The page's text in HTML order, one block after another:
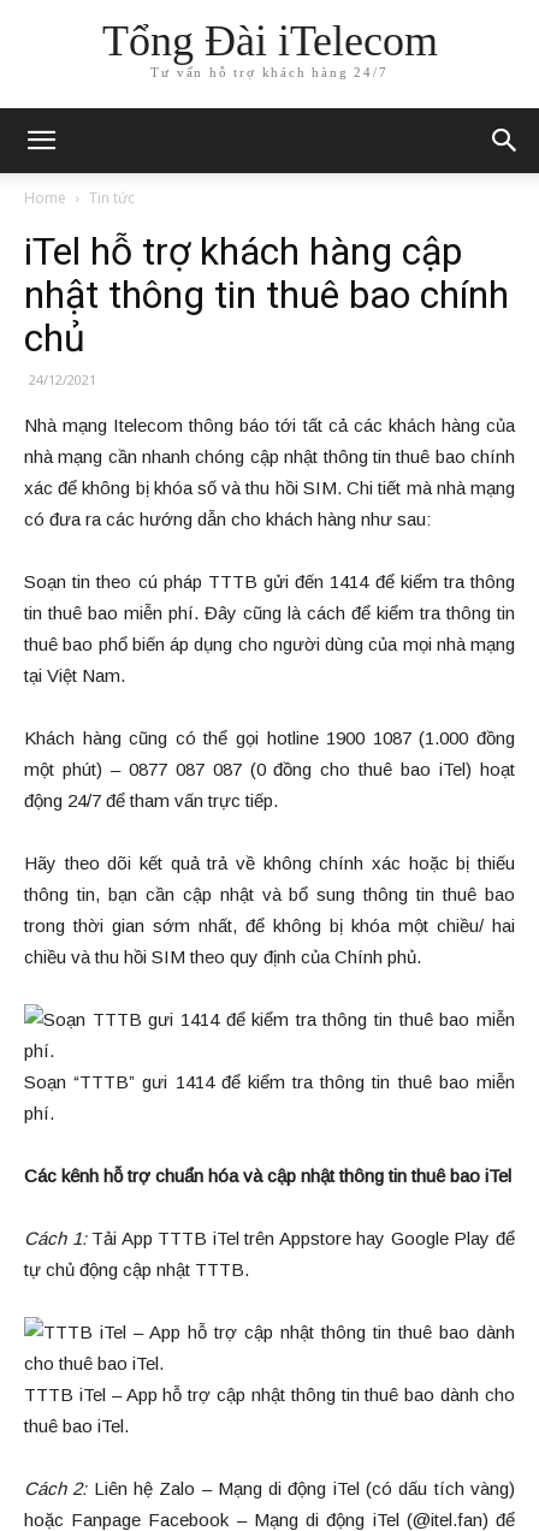
Tổng Đài iTelecom
Tư vấn hỗ trợ khách hàng 24/7
Home Tin tức
iTel hỗ trợ khách hàng cập
nhật thông tin thuê bao chính
chủ
24/12/2021
Nhà mạng Itelecom thông báo tới tất cả các khách hàng của
nhà mạng cần nhanh chóng cập nhật thông tin thuê bao chính
xác để không bị khóa số và thu hồi SIM. Chi tiết mà nhà mạng
có đưa ra các hướng dẫn cho khách hàng như sau:
Soạn tin theo cú pháp TTTB gửi đến 1414 để kiểm tra thông
tin thuê bao miễn phí. Đây cũng là cách để kiểm tra thông tin
thuê bao phổ biến áp dụng cho người dùng của mọi nhà mạng
tại Việt Nam.
Khách hàng cũng có thể gọi hotline 1900 1087 (1.000 đồng
một phút) – 0877 087 087 (0 đồng cho thuê bao iTel) hoạt
động 24/7 để tham vấn trực tiếp.
Hãy theo dõi kết quả trả về không chính xác hoặc bị thiếu
thông tin, bạn cần cập nhật và bổ sung thông tin thuê bao
trong thời gian sớm nhất, để không bị khóa một chiều/ hai
chiều và thu hồi SIM theo quy định của Chính phủ.
Soạn “TTTB” gưi 1414 để kiểm tra thông tin thuê bao miễn
phí.
Các kênh hỗ trợ chuẩn hóa và cập nhật thông tin thuê bao iTel
Cách 1:Tải App TTTB iTel trên Appstore hay Google Play để
tự chủ động cập nhật TTTB.
TTTB iTel – App hỗ trợ cập nhật thông tin thuê bao dành cho
thuê bao iTel.
Cách 2:Liên hệ Zalo – Mạng di động iTel (có dấu tích vàng)
hoặc Fanpage Facebook – Mạng di động iTel (@itel.fan) để